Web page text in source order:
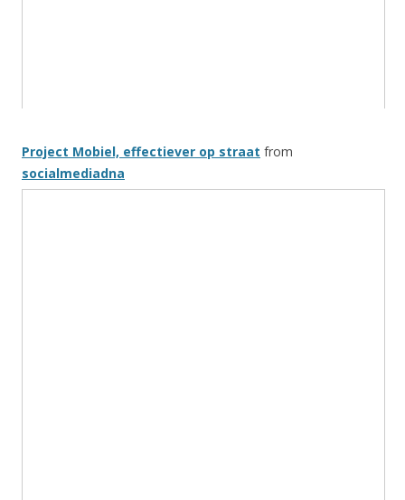
Project Mobiel, effectiever op straat from
socialmediadna